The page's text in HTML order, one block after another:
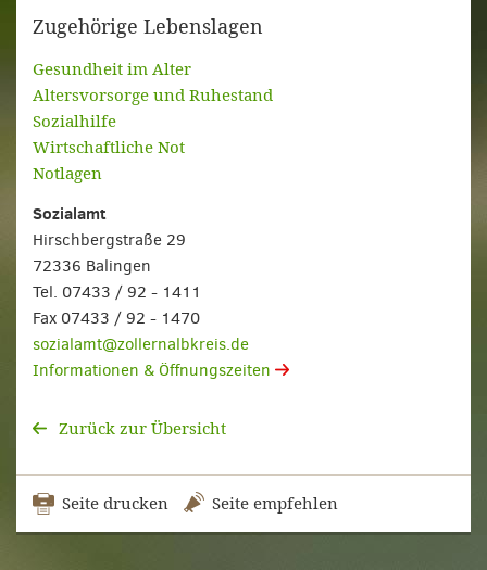
Zugehörige Lebenslagen
Gesundheit im Alter
Altersvorsorge und Ruhestand
Sozialhilfe
Wirtschaftliche Not
Notlagen
Sozialamt
Hirschbergstraße 29
72336 Balingen
Tel. 07433 / 92 - 1411
Fax 07433 / 92 - 1470
sozialamt@zollernalbkreis.de
Informationen & Öffnungszeiten
Zurück zur Übersicht
Seite drucken Seite empfehlen